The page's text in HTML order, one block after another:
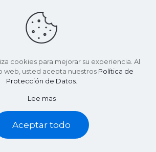
| Con apoyo de:
cookies para mejorar su experiencia. Al
web, usted acepta nuestros Política de
Protección de Datos.
Lee mas
Aceptar todoContáctanos